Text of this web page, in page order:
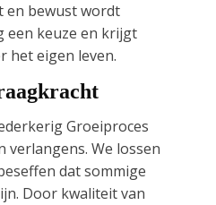
en bewust wordt
een keuze en krijgt
het eigen leven.
Groeiproces
verlangens. We lossen
dat sommige
Door kwaliteit van